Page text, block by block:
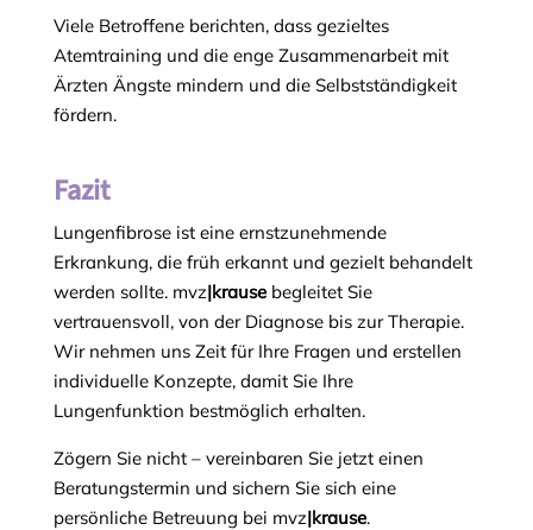
Viele Betroffene berichten, dass gezieltes
Atemtraining und die enge Zusammenarbeit mit
Ärzten Ängste mindern und die Selbstständigkeit
fördern.
Fazit
Lungenfibrose ist eine ernstzunehmende
Erkrankung, die früh erkannt und gezielt behandelt
werden sollte. mvz|krausebegleitet Sie
vertrauensvoll, von der Diagnose bis zur Therapie.
Wir nehmen uns Zeit für Ihre Fragen und erstellen
individuelle Konzepte, damit Sie Ihre
Lungenfunktion bestmöglich erhalten.
Zögern Sie nicht – vereinbaren Sie jetzt einen
Beratungstermin und sichern Sie sich eine
persönliche Betreuung bei mvz|krause.